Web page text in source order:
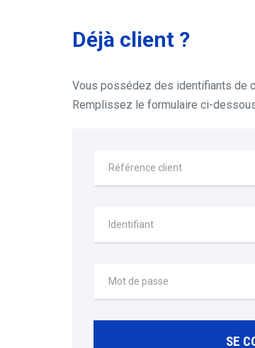
Déjà client ?
Vous possédez des identifiants de
Remplissez le formulaire ci-
SE